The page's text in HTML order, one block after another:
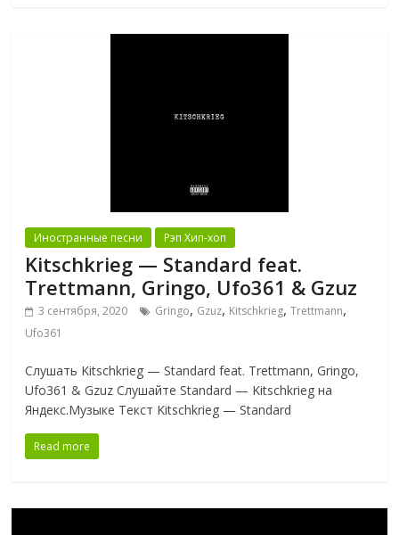
Иностранные песни Рэп Хип-хоп
Kitschkrieg — Standard feat.
Trettmann, Gringo, Ufo361 & Gzuz
3 сентября, 2020 Gringo, Gzuz, Kitschkrieg,Trettmann,
Ufo361
Слушать Kitschkrieg — Standard feat. Trettmann, Gringo,
Ufo361 & Gzuz Слушайте Standard — Kitschkrieg на
Яндекс.Музыке Текст Kitschkrieg — Standard
Read more